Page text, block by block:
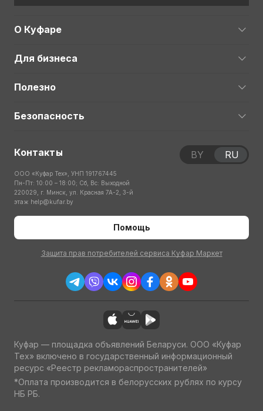
О Куфаре
Для бизнеса
Полезно
Безопасность
Контакты
ООО «Куфар Тех», УНП 191767445
Пн-Пт: 10:00 – 18:00; Сб, Вс: Выходной
220029, г. Минск, ул. Красная 7А-2, 3-й
этаж help@kufar.by
Помощь
Защита прав потребителей сервиса Куфар Маркет
BY RU
Куфар — площадка объявлений Беларуси. ООО «Куфар
Тех» включено в государственный информационный
ресурс «Реестр рекламораспространителей»
*Оплата производится в белорусских рублях по курсу
НБ РБ.